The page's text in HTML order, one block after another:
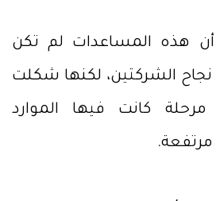
أن هذه المساعدات لم تكن
نجاح الشركتين، لكنها شكلت
كانت فيها الموارد
مرتفعة.